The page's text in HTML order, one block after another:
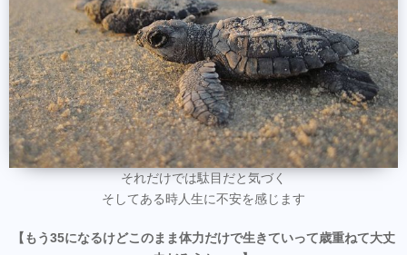
それだけでは駄目だと気づく
そしてある時人生に不安を感じます
【もう35になるけどこのまま体力だけで生きていって歳重ねて大丈